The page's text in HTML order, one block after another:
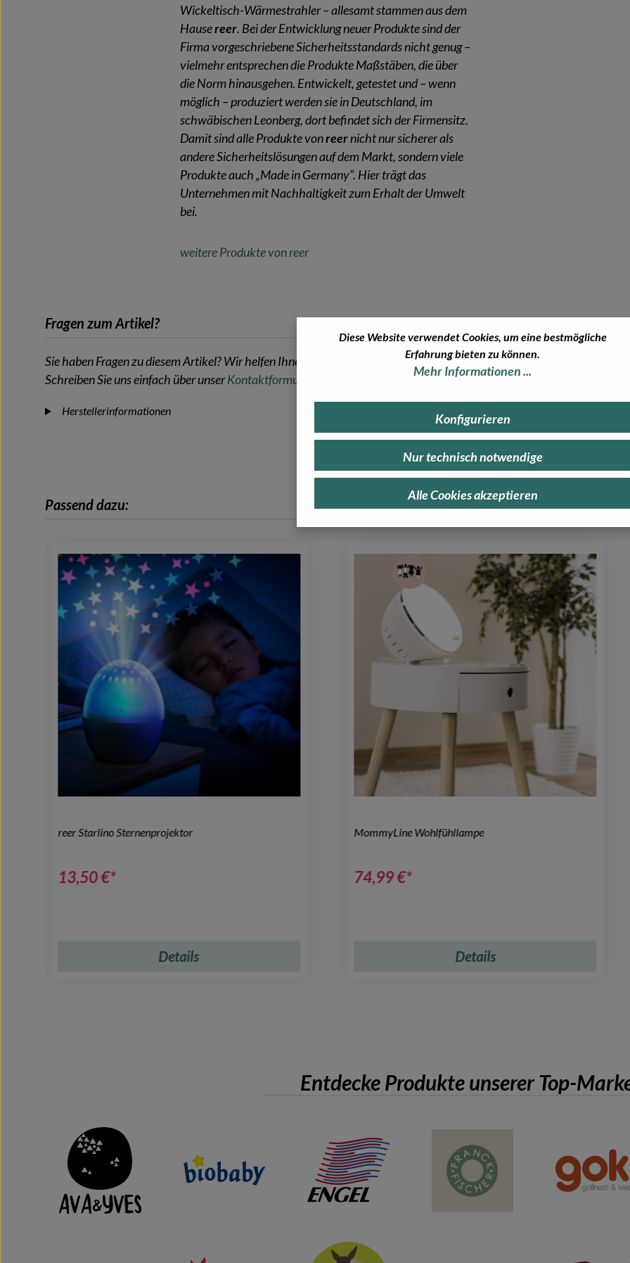
Wickeltisch-Wärmestrahler – allesamt stammen aus dem
Hausereer. Bei der Entwicklung neuer Produkte sind der
Firma vorgeschriebene Sicherheitsstandards nicht genug –
vielmehr entsprechen die Produkte Maßstäben, die über
die Norm hinausgehen. Entwickelt, getestet und – wenn
möglich – produziert werden sie in Deutschland, im
schwäbischen Leonberg, dort befindet sich der Firmensitz.
Damit sind alle Produkte vonreernicht nur sicherer als
andere Sicherheitslösungen auf dem Markt, sondern viele
Produkte auch „Made in Germany“. Hier trägt das
Unternehmen mit Nachhaltigkeit zum Erhalt der Umwelt
bei.
weitere Produkte von reer
Fragen zum Artikel?
Sie haben Fragen zu diesem Artikel? Wir helfen Ihnen gerne weiter!
Schreiben Sie uns einfach über unserKontaktformular
Herstellerinformationen
Passend dazu:
reer Starlino Sternenprojektor
13,50 €*
Details
MommyLine Wohlfühllampe
74,99 €*
Details
Entdecke Produkte unserer Top-
Diese Website verwendet Cookies, um eine bestmögliche
Erfahrung bieten zu können.
Mehr Informationen ...
Alle Cookies akzeptieren
Konfigurieren
Nur technisch notwendige